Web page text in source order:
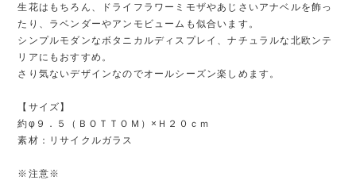
生花はもちろん、ドライフラワーミモザやあじさいアナベルを飾っ
たり、ラベンダーやアンモビュームも似合います。
シンプルモダンなボタニカルディスプレイ、ナチュラルな北欧ンテ
リアにもおすすめ。
さり気ないデザインなのでオールシーズン楽しめます。
【サイズ】
約φ９．５（ＢＯＴＴＯＭ）×Ｈ２０ｃｍ
素材：リサイクルガラス
※注意※